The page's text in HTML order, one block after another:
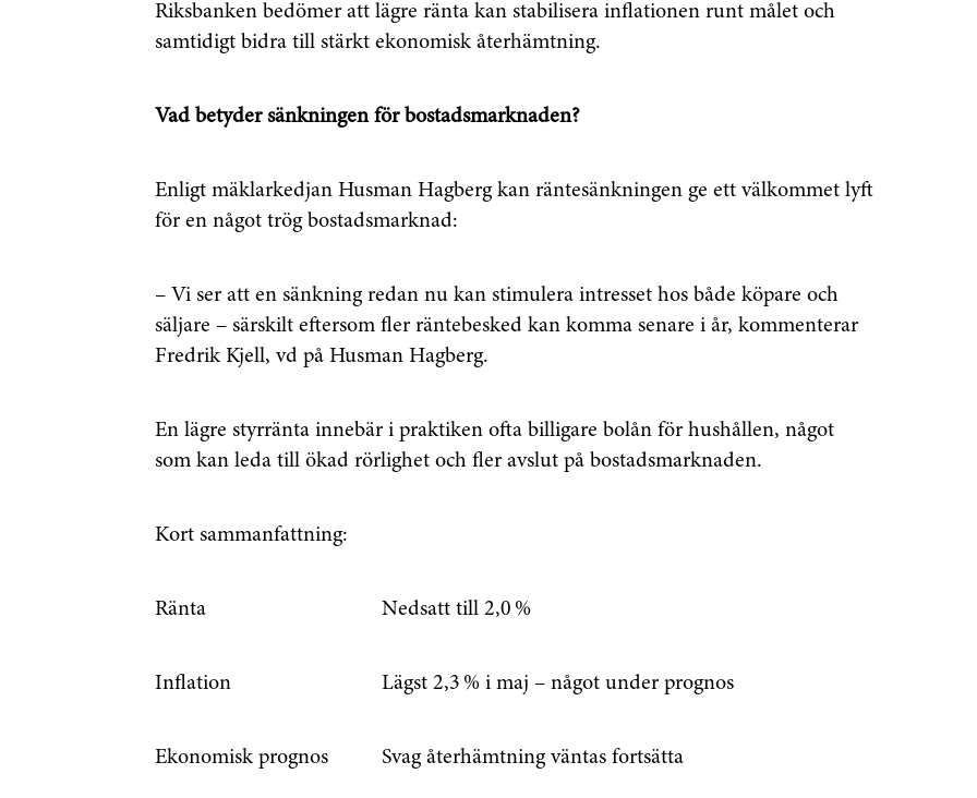
Riksbanken bedömer att lägre ränta kan stabilisera inflationen runt målet och
samtidigt bidra till stärkt ekonomisk återhämtning.
Vad betyder sänkningen för bostadsmarknaden?
Enligt mäklarkedjan Husman Hagberg kan räntesänkningen ge ett välkommet lyft
för en något trög bostadsmarknad:
– Vi ser att en sänkning redan nu kan stimulera intresset hos både köpare och
säljare – särskilt eftersom fler räntebesked kan komma senare i år, kommenterar
Fredrik Kjell, vd på Husman Hagberg.
En lägre styrränta innebär i praktiken ofta billigare bolån för hushållen, något
som kan leda till ökad rörlighet och fler avslut på bostadsmarknaden.
Kort sammanfattning:
Ränta Nedsatt till 2,0 %
Inflation Lägst 2,3 % i maj – något under prognos
Ekonomisk prognos Svag återhämtning väntas fortsätta
först
Genom att klicka på "Prenumerera" ger du samtycke till att vi